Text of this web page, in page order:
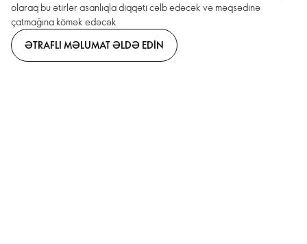
olaraq bu ətirlər asanlıqla diqqəti cəlb edəcək və məqsədinə
çatmağına kömək edəcək
ƏTRAFLI MƏLUMAT ƏLDƏ EDIN